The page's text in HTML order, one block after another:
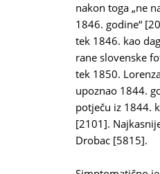
nakon toga „ne
1846. godine“
tek 1846. kao
rane slovenske
tek 1850.
upoznao 1844.
potječu iz 1844.
[2101].
Drobac [5815].